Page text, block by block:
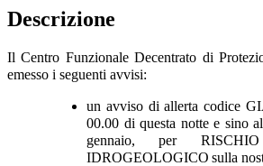
Descrizione
Il Centro Funzionale Decentrato di
emesso i seguenti avvisi:
un avviso di allerta codice
00.00 di questa notte e sino
gennaio, per
IDROGEOLOGICO sulla